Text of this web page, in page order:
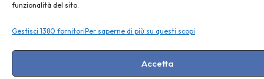
funzionalità del sito.
Gestisci 1380 fornitoriPer saperne di più su questi scopi
Accetta